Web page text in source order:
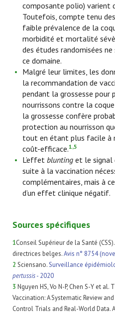
composante polio) varient
Toutefois, compte tenu
faible prévalence de la
morbidité et mortalité
des études randomisées
ce domaine.
Malgré leur limites, les
la recommandation de
pendant la grossesse pour
nourrissons contre la
la grossesse confère
protection au nourrisson
tout en étant plus facile
coût-efficace.1,5
L’effet blunting et le signal
suite à la vaccination
complémentaires, mais à
d’un effet clinique négatif.
Sources spécifiques
1Conseil Supérieur de la Santé
directrices belges.Avis n° 8754
2 Sciensano.Surveillance
pertussis- 2020
3 Nguyen HS, Vo N-P, Chen S-Y et
Vaccination: A Systematic Review
Control Trials and Real-World Data.